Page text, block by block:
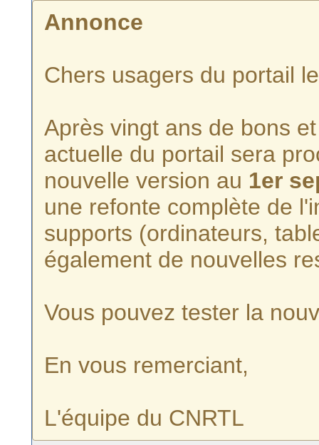
Annonce
Chers usagers du portail
Après vingt ans de bons
actuelle du portail sera
nouvelle version au 1er
une refonte complète de
supports (ordinateurs,
également de nouvelles
Vous pouvez tester la
En vous remerciant,
L'équipe du CNRTL